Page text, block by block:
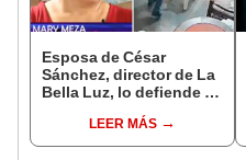
Esposa de César
Sánchez, director de La
Bella Luz, lo defiende y
relación clandestina
con Naldy Saldaña:
LEER MÁS